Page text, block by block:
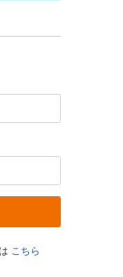
こちら